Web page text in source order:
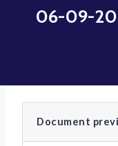
06-09-
Document